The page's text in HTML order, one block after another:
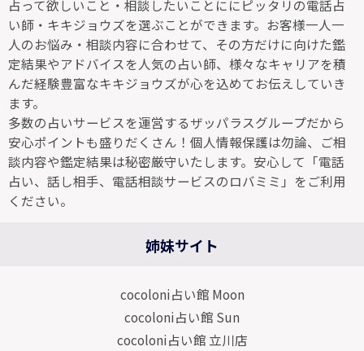
占って欲しいこと・相談したいことににピッタリの電話占
い師・キキジョウズを選ぶことができます。お客様一人一
人のお悩み・相談内容に合わせて、その方だけに向けた鑑
定結果やアドバイスを人気の占い師、様々なキャリアを積
んだ経験豊富なキキジョウズが心を込めてお伝えしていき
ます。
多数の占いサービスを運営するザッパラスグループだから
安心ポイントも盛りだくさん！個人情報保護は勿論、ご相
談内容や鑑定結果は秘密厳守いたします。安心して「電話
占い、話し相手、電話相談サービスのロバミミ」をご利用
ください。
姉妹サイト
cocoloni占い館 Moon
cocoloni占い館 Sun
cocoloni占い館 立川店